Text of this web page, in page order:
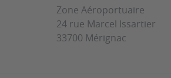
Zone Aéroportuaire
24 rue Marcel Issartier
33700 Mérignac